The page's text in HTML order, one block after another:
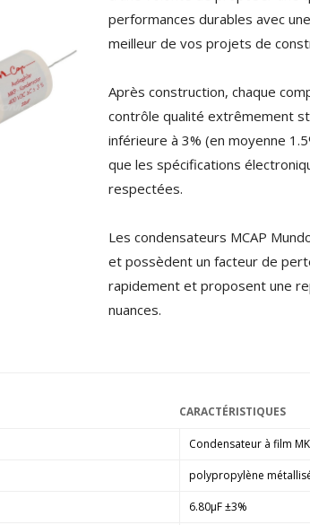
performances durables avec
meilleur de vos projets de
Après construction, chaque
contrôle qualité extrêmement
inférieure à 3% (en moyenne
que les spécifications
respectées.
Les condensateurs MCAP
et possèdent un facteur de
rapidement et proposent une
nuances.
CARACTÉRISTIQUES
Condensateur à film
polypropylène
6.80µF ±3%